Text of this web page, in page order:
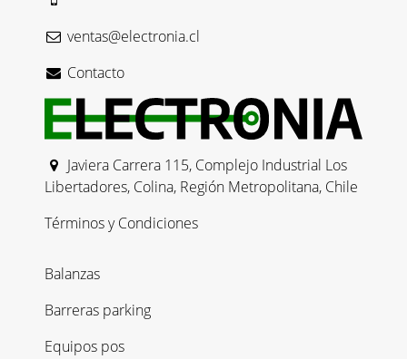
ventas@electronia.cl
Contacto
Javiera Carrera 115, Complejo Industrial Los
Libertadores, Colina, Región Metropolitana, Chile
Términos y Condiciones
Balanzas
Barreras parking
Equipos pos